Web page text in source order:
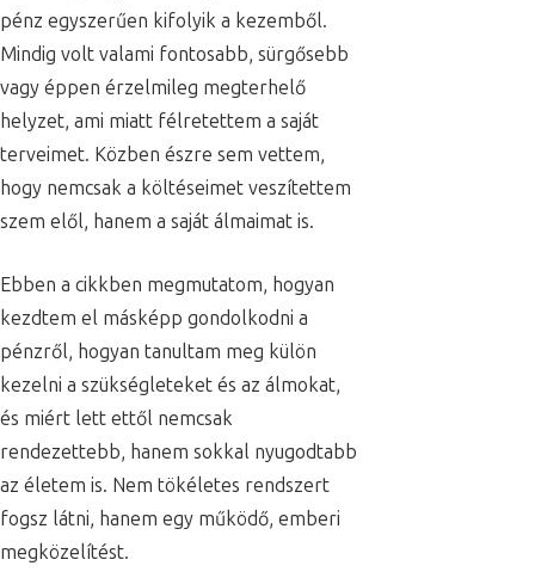
pénz egyszerűen kifolyik a kezemből.
Mindig volt valami fontosabb, sürgősebb
vagy éppen érzelmileg megterhelő
helyzet, ami miatt félretettem a saját
terveimet. Közben észre sem vettem,
hogy nemcsak a költéseimet veszítettem
szem elől, hanem a saját álmaimat is.
Ebben a cikkben megmutatom, hogyan
kezdtem el másképp gondolkodni a
pénzről, hogyan tanultam meg külön
kezelni a szükségleteket és az álmokat,
és miért lett ettől nemcsak
rendezettebb, hanem sokkal nyugodtabb
az életem is. Nem tökéletes rendszert
fogsz látni, hanem egy működő, emberi
megközelítést.